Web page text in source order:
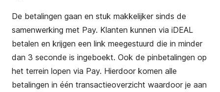
De betalingen gaan en stuk makkelijker sinds de
samenwerking met Pay. Klanten kunnen via iDEAL
betalen en krijgen een link meegestuurd die in minder
dan 3 seconde is ingeboekt. Ook de pinbetalingen op
het terrein lopen via Pay. Hierdoor komen alle
betalingen in één transactieoverzicht waardoor je aan